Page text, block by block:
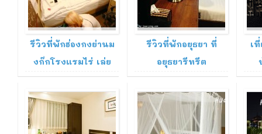
10 Jan 2016 อ่านรีวิว
รีวิวที่พักฮ่องกงย่านม
งก๊กโรงแรมไร่ เล่ย
Railei Hotel
16 Oct 2014 อ่านรีวิว
รีวิวที่พักอยุธยา ที่
อยุธยารีทรีต
(Ayutthaya Retreat)
เ